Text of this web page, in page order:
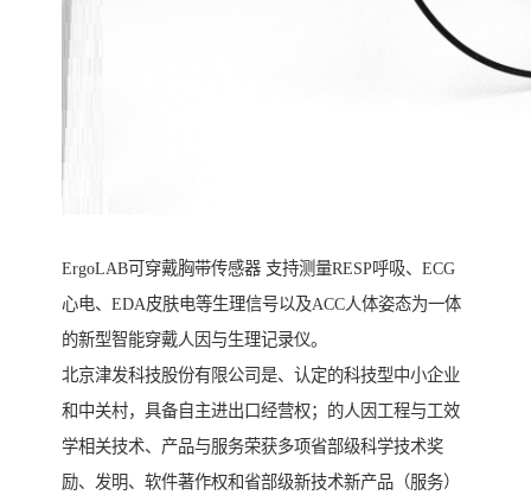
ErgoLAB可穿戴胸带传感器 支持测量RESP呼吸、ECG
心电、EDA皮肤电等生理信号以及ACC人体姿态为一体
的新型智能穿戴人因与生理记录仪。
北京津发科技股份有限公司是、认定的科技型中小企业
和中关村，具备自主进出口经营权；的人因工程与工效
学相关技术、产品与服务荣获多项省部级科学技术奖
励、发明、软件著作权和省部级新技术新产品（服务）